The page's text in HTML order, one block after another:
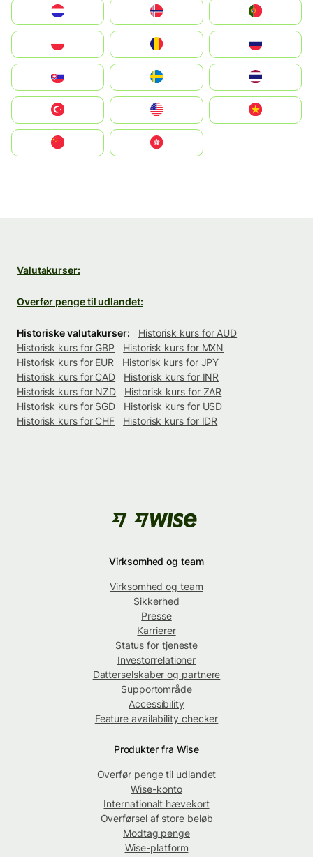
United States
中國香港特別行政區
Valutakurser:
Overfør penge til udlandet:
Historiske valutakurser:
Historisk kurs for AUD
Historisk kurs for GBP
Historisk kurs for MXN
Historisk kurs for EUR
Historisk kurs for JPY
Historisk kurs for CAD
Historisk kurs for INR
Historisk kurs for NZD
Historisk kurs for ZAR
Historisk kurs for SGD
Historisk kurs for USD
Historisk kurs for CHF
Historisk kurs for IDR
Virksomhed og team
Virksomhed og team
Sikkerhed
Presse
Karrierer
Status for tjeneste
Investorrelationer
Datterselskaber og partnere
Supportområde
Accessibility
Feature availability checker
Produkter fra Wise
Overfør penge til udlandet
Wise-konto
Internationalt hævekort
Overførsel af store beløb
Modtag penge
Wise-platform